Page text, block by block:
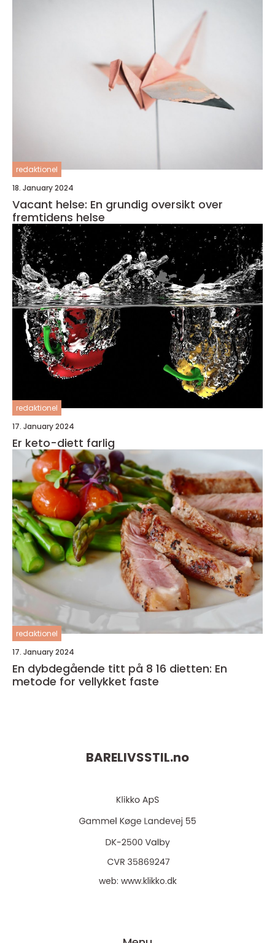
redaktionel
18. January 2024
Vacant helse: En grundig oversikt over
fremtidens helse
redaktionel
17. January 2024
Er keto-diett farlig
redaktionel
17. January 2024
En dybdegående titt på 8 16 dietten: En
metode for vellykket faste
BARELIVSSTIL.no
web: www.klikko.dk